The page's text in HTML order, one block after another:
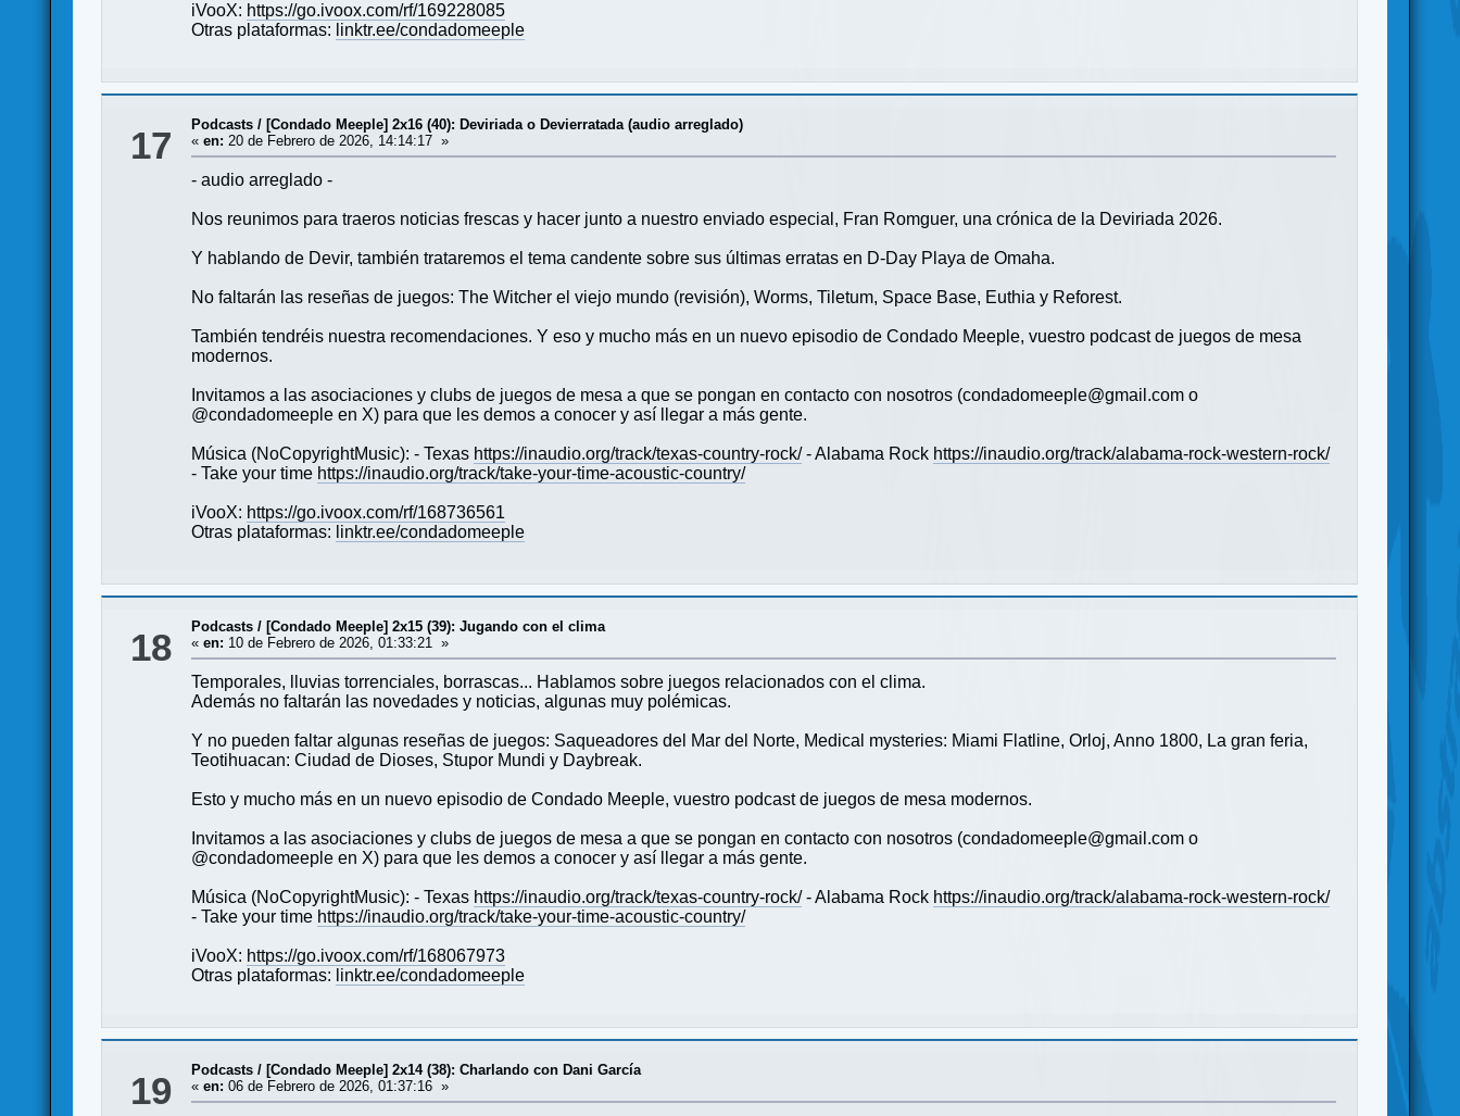
iVooX: https://go.ivoox.com/rf/169228085
Otras plataformas: linktr.ee/condadomeeple
17 Podcasts / [Condado Meeple] 2x16 (40): Deviriada o Devierratada (audio arreglado)
«en: 20 de Febrero de 2026, 14:14:17 »
- audio arreglado -
Nos reunimos para traeros noticias frescas y hacer junto a nuestro enviado especial, Fran Romguer, una crónica de la Deviriada 2026.
Y hablando de Devir, también trataremos el tema candente sobre sus últimas erratas en D-Day Playa de Omaha.
No faltarán las reseñas de juegos: The Witcher el viejo mundo (revisión), Worms, Tiletum, Space Base, Euthia y Reforest.
También tendréis nuestra recomendaciones. Y eso y mucho más en un nuevo episodio de Condado Meeple, vuestro podcast de juegos de mesa
modernos.
Invitamos a las asociaciones y clubs de juegos de mesa a que se pongan en contacto con nosotros (condadomeeple@gmail.com o
@condadomeeple en X) para que les demos a conocer y así llegar a más gente.
Música (NoCopyrightMusic): - Texas https://inaudio.org/track/texas-country-rock/- Alabama Rock https://inaudio.org/track/alabama-rock-western-rock/
- Take your time https://inaudio.org/track/take-your-time-acoustic-country/
iVooX: https://go.ivoox.com/rf/168736561
Otras plataformas: linktr.ee/condadomeeple
18 Podcasts / [Condado Meeple] 2x15 (39): Jugando con el clima
«en: 10 de Febrero de 2026, 01:33:21 »
Temporales, lluvias torrenciales, borrascas... Hablamos sobre juegos relacionados con el clima.
Además no faltarán las novedades y noticias, algunas muy polémicas.
Y no pueden faltar algunas reseñas de juegos: Saqueadores del Mar del Norte, Medical mysteries: Miami Flatline, Orloj, Anno 1800, La gran feria,
Teotihuacan: Ciudad de Dioses, Stupor Mundi y Daybreak.
Esto y mucho más en un nuevo episodio de Condado Meeple, vuestro podcast de juegos de mesa modernos.
Invitamos a las asociaciones y clubs de juegos de mesa a que se pongan en contacto con nosotros (condadomeeple@gmail.com o
@condadomeeple en X) para que les demos a conocer y así llegar a más gente.
Música (NoCopyrightMusic): - Texas https://inaudio.org/track/texas-country-rock/- Alabama Rock https://inaudio.org/track/alabama-rock-western-rock/
- Take your time https://inaudio.org/track/take-your-time-acoustic-country/
iVooX: https://go.ivoox.com/rf/168067973
Otras plataformas: linktr.ee/condadomeeple
19 Podcasts / [Condado Meeple] 2x14 (38): Charlando con Dani García
«en: 06 de Febrero de 2026, 01:37:16 »